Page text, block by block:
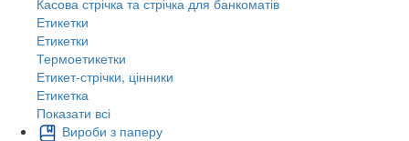
Етикетки
Етикетки
Термоетикетки
Етикет-стрічки, цінники
Етикетка
Показати всі
Вироби з паперу